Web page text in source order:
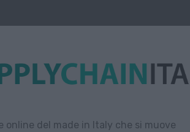
online del made in Italy che si muove